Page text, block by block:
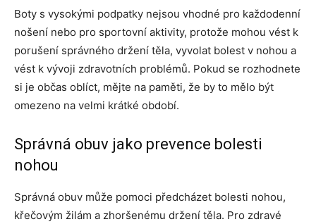
Boty s vysokými podpatky nejsou vhodné pro každodenní
nošení nebo pro sportovní aktivity, protože mohou vést k
porušení správného držení těla, vyvolat bolest v nohou a
vést k vývoji zdravotních problémů. Pokud se rozhodnete
si je občas oblíct, mějte na paměti, že by to mělo být
omezeno na velmi krátké období.
Správná obuv jako prevence bolesti
nohou
Správná obuv může pomoci předcházet bolesti nohou,
křečovým žilám a zhoršenému držení těla. Pro zdravé